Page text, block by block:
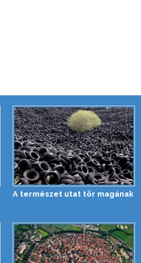
A természet utat tör magának